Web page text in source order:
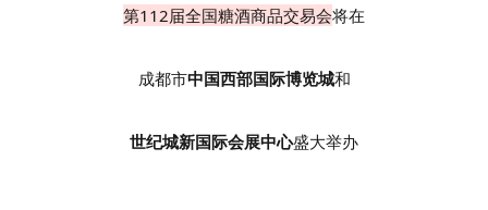
第112届全国糖酒商品交易会将在
成都市中国西部国际博览城和
世纪城新国际会展中心盛大举办